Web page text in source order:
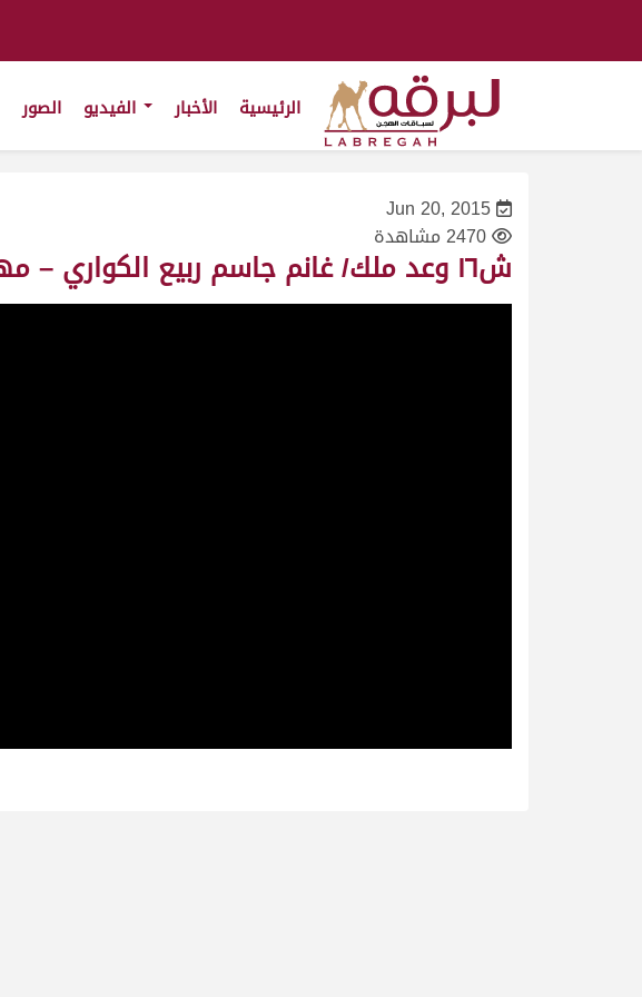
الرئيسية الأخبار الصور
Jun 20, 2015
2470 مشاهدة
ش١٦ وعد ملك/ غانم جاسم ربيع الكواري – مهرجان سمو أمير البلاد المفدى ٢٦/٤/٢٠١٠-حيل-التوقيت ١٣:٤٠:٢٢